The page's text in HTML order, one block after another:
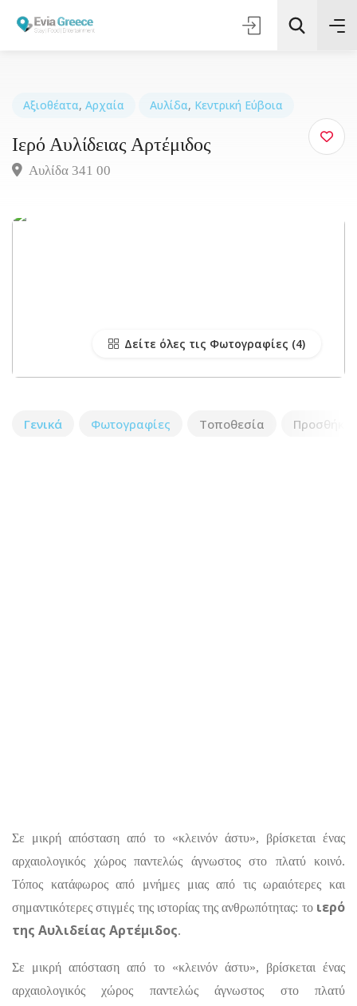
Τοποθεσία
Αξιοθέατα, Αρχαία Αυλίδα, Κεντρική Εύβοια
Ιερό Αυλίδειας Αρτέμιδος
Αυλίδα 341 00
Δείτε όλες τις Φωτογραφίες
Γενικά Φωτογραφίες Τοποθεσία Προσθήκη
Σε μικρή απόσταση από το «κλεινόν άστυ», βρίσκεται ένας
αρχαιολογικός χώρος παντελώς άγνωστος στο πλατύ κοινό.
Τόπος κατάφωρος από μνήμες μιας από τις ωραιότερες και
σημαντικότερες στιγμές της ιστορίας της ανθρωπότητας: τοιερό
της Αυλιδείας Αρτέμιδος.
Σε μικρή απόσταση από το «κλεινόν άστυ», βρίσκεται ένας
αρχαιολογικός χώρος παντελώς άγνωστος στο πλατύ